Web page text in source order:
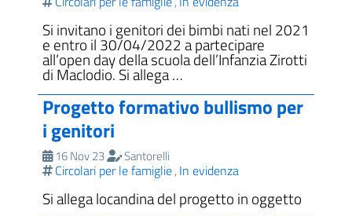
Si invitano i genitori dei bimbi nati nel 2021
e entro il 30/04/2022 a partecipare
all’open day della scuola dell’Infanzia Zirotti
di Maclodio. Si allega …
Progetto formativo bullismo per
i genitori
16 Nov 23 Santorelli
Circolari per le famiglie, In evidenza
Si allega locandina del progetto in oggetto